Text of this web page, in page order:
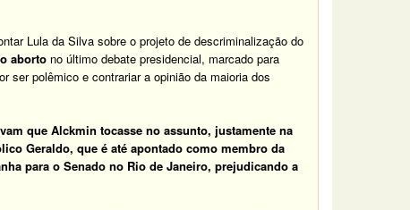
Lula da Silva sobre o projeto de descriminalização do
aborto no último debate presidencial, marcado para
ser polêmico e contrariar a opinião da maioria dos
que Alckmin tocasse no assunto, justamente na
Geraldo, que é até apontado como membro da
para o Senado no Rio de Janeiro, prejudicando a